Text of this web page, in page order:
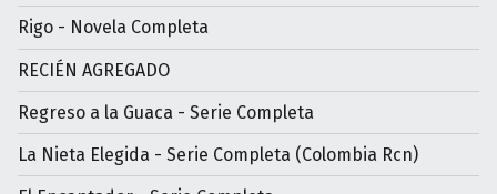
Rigo - Novela Completa
RECIÉN AGREGADO
Regreso a la Guaca - Serie Completa
La Nieta Elegida - Serie Completa (Colombia Rcn)